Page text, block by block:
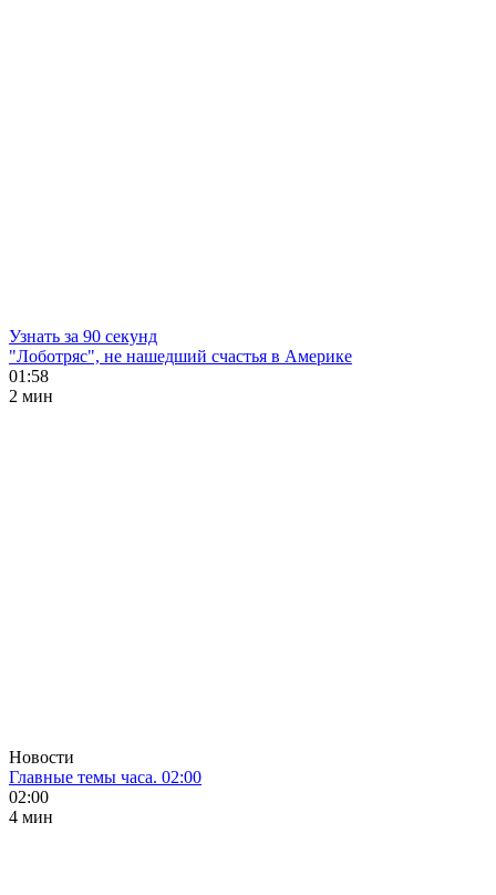
Узнать за 90 секунд
"Лоботряс", не нашедший счастья в Америке
01:58
2 мин
Новости
Главные темы часа. 02:00
02:00
4 мин